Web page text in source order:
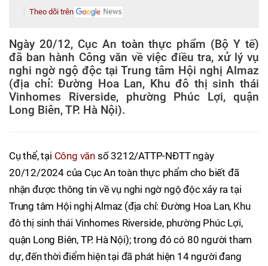
Theo dõi trên
Ngày 20/12, Cục An toàn thực phẩm (Bộ Y tế)
đã ban hành Công văn về việc điều tra, xử lý vụ
nghi ngờ ngộ độc tại Trung tâm Hội nghị Almaz
(địa chỉ: Đường Hoa Lan, Khu đô thị sinh thái
Vinhomes Riverside, phường Phúc Lợi, quận
Long Biên, TP. Hà Nội).
Cụ thể, tại Công văn số 3212/ATTP-NĐTT ngày
20/12/2024 của Cục An toàn thực phẩm cho biết đã
nhận được thông tin về vụ nghi ngờ ngộ độc xảy ra tại
Trung tâm Hội nghị Almaz (địa chỉ: Đường Hoa Lan, Khu
đô thị sinh thái Vinhomes Riverside, phường Phúc Lợi,
quận Long Biên, TP. Hà Nội); trong đó có 80 người tham
dự, đến thời điểm hiện tại đã phát hiện 14 người đang